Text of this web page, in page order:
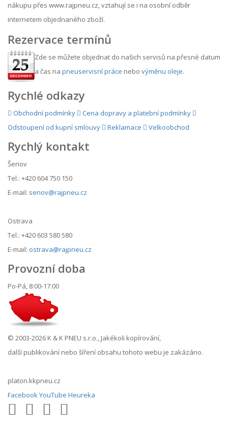
nákupu přes www.rajpneu.cz, vztahují se i na osobní odběr
internetem objednaného zboží.
Rezervace termínů
Zde se můžete objednat do našich servisů na přesné datum
a čas na pneuservisní práce nebo výměnu oleje.
Rychlé odkazy
Obchodní podmínky
Cena dopravy a platební podmínky
Odstoupení od kupní smlouvy
Reklamace Velkoobchod
Rychlý kontakt
Šenov
Tel.: +420 604 750 150
E-mail: senov@rajpneu.cz
Ostrava
Tel.: +420 603 580 580
E-mail: ostrava@rajpneu.cz
Provozní doba
Po-Pá, 8:00-17:00
© 2003-2026 K & K PNEU s.r.o., Jakékoli kopírování,
další publikování nebo šíření obsahu tohoto webu je zakázáno.
platon.kkpneu.cz
FacebookYouTube Heureka